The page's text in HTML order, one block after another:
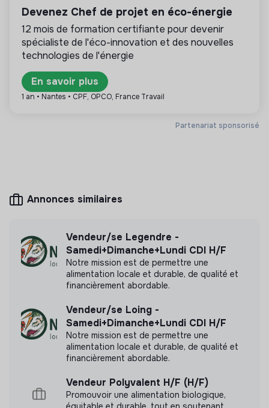
La mission de cette entreprise est de concevoir
des produits ou proposer des services éco-
responsables alignés avec les besoins de la
transformation écologique et solidaire.
Entreprise
La Main Verte n'a pas encore transmis de mesure
d'impact
Labels et certifications
Cette structure n'a pas souhaité nous
communiquer les labels ou certifications qu'elle a
pu obtenir.
Partenariat sponsorisé
Devenez Chef de projet en éco-énergie
12 mois de formation certifiante pour devenir
spécialiste de l'éco-innovation et des nouvelles
technologies de l'énergie
En savoir plus
1 an • Nantes • CPF, OPCO, France Travail
Annonces similaires
Vendeur/se Legendre -
Samedi+Dimanche+Lundi CDI H/F
Notre mission est de permettre une
alimentation locale et durable, de qualité et
financièrement abordable.
Vendeur/se Loing -
Samedi+Dimanche+Lundi CDI H/F
Notre mission est de permettre une
alimentation locale et durable, de qualité et
financièrement abordable.
Vendeur Polyvalent H/F (H/F)
Promouvoir une alimentation biologique,